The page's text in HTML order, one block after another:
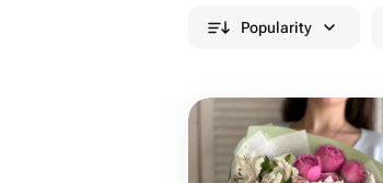
Popularity